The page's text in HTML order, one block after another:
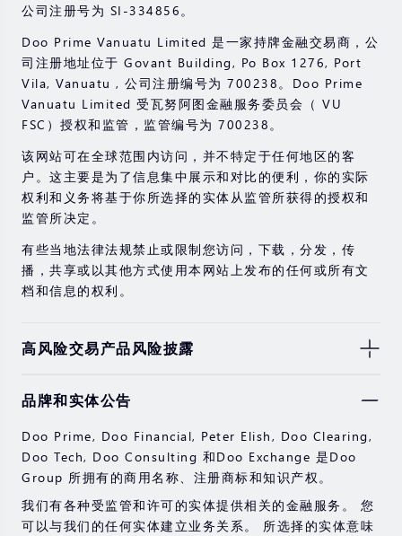
公司注册号为 SI-334856。
Doo Prime Vanuatu Limited 是一家持牌金融交易商，公
司注册地址位于 Govant Building, Po Box 1276, Port
Vila, Vanuatu , 公司注册编号为 700238。Doo Prime
Vanuatu Limited 受瓦努阿图金融服务委员会（ VU
FSC）授权和监管，监管编号为 700238。
该网站可在全球范围内访问，并不特定于任何地区的客
户。这主要是为了信息集中展示和对比的便利，你的实际
权利和义务将基于你所选择的实体从监管所获得的授权和
监管所决定。
有些当地法律法规禁止或限制您访问，下载，分发，传
播，共享或以其他方式使用本网站上发布的任何或所有文
档和信息的权利。
高风险交易产品风险披露
券，期货，差价合约和其他金融产品交易涉及高风险，可
过去的投资表现并不代表其未来的表现。
在与我们进行任何交易之前，请确保您完全了解使用相应
金融工具进行交易的风险。 如果您不了解此处说明的风
险，则应寻求独立的专业建议。
品牌和实体公告
Doo Prime, Doo Financial, Peter Elish, Doo Clearing,
Doo Tech, Doo Consulting 和Doo Exchange 是Doo
Group 所拥有的商用名称、注册商标和知识产权。
我们有各种受监管和许可的实体提供相关的金融服务。 您
可以与我们的任何实体建立业务关系。 所选择的实体意味